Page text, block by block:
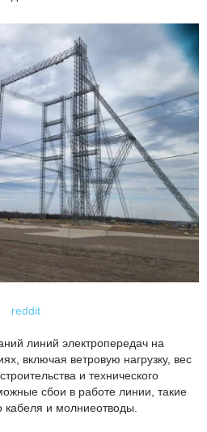
reddit
линий электропередач на
включая ветровую нагрузку, вес
и технического
сбои в работе линии, такие
кабеля и молниеотводы.